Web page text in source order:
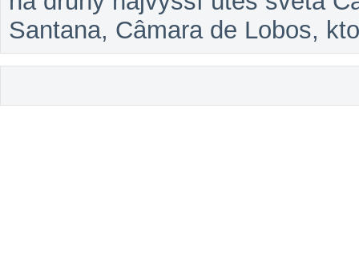
Santana, Câmara de Lobos,